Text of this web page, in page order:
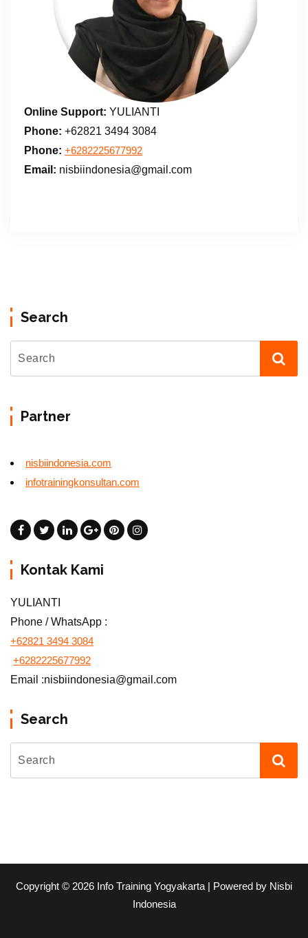
Online Support: YULIANTI
Phone: +62821 3494 3084
Phone: +6282225677992
Email: nisbiindonesia@gmail.com
Search
Partner
nisbiindonesia.com
infotrainingkonsultan.com
Kontak Kami
YULIANTI
Phone / WhatsApp :
+62821 3494 3084
+6282225677992
Email :nisbiindonesia@gmail.com
Search
Copyright © 2026 Info Training Yogyakarta | Powered by Nisbi
Indonesia